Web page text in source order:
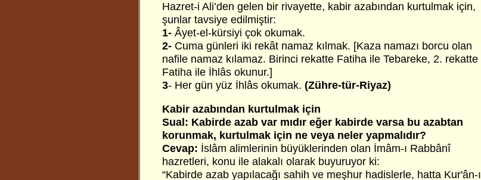
Hazret-i Ali’den gelen bir rivayette, kabir azabından kurtulmak için,
şunlar tavsiye edilmiştir:
1- Âyet-el-kürsiyi çok okumak.
2- Cuma günleri iki rekât namaz kılmak. [Kaza namazı borcu olan
nafile namaz kılamaz. Birinci rekatte Fatiha ile Tebareke, 2. rekatte
Fatiha ile İhlâs okunur.]
3- Her gün yüz İhlâs okumak. (Zühre-tür-Riyaz)
Kabir azabından kurtulmak için
Sual: Kabirde azab var mıdır eğer kabirde varsa bu azabtan
korunmak, kurtulmak için ne veya neler yapmalıdır?
Cevap: İslâm alimlerinin büyüklerinden olan İmâm-ı Rabbânî
hazretleri, konu ile alakalı olarak buyuruyor ki:
“Kabirde azab yapılacağı sahih ve meşhur hadislerle, hatta Kur'ân-ı